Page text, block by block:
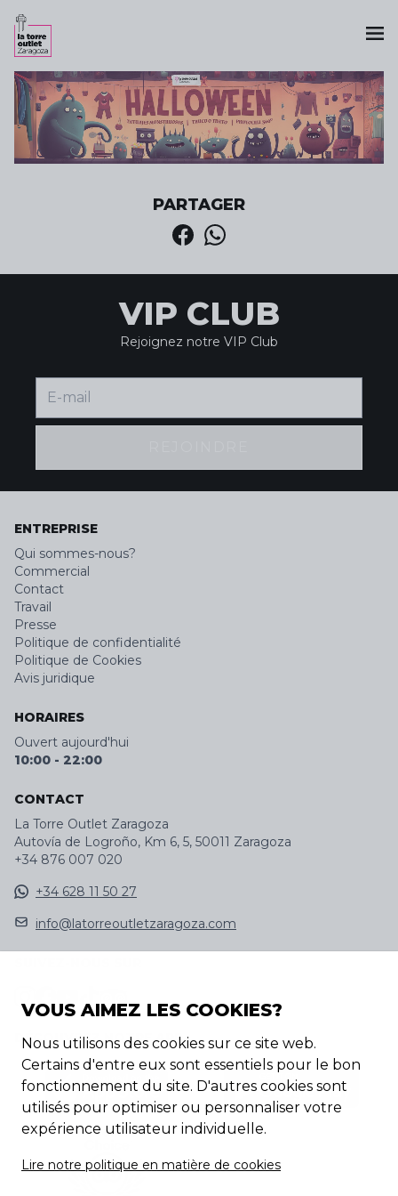
PARTAGER
VIP CLUB
Rejoignez notre VIP Club
ENTREPRISE
Qui sommes-nous?
Commercial
Contact
Travail
Presse
Politique de confidentialité
Politique de Cookies
Avis juridique
HORAIRES
Ouvert aujourd'hui
10:00 - 22:00
CONTACT
La Torre Outlet Zaragoza
Autovía de Logroño, Km 6, 5, 50011 Zaragoza
+34 876 007 020
+34 628 11 50 27
info@latorreoutletzaragoza.com
DÉCOUVREZ NOTRE APP
VOUS AIMEZ LES COOKIES?
Nous utilisons des cookies sur ce site web.
Certains d'entre eux sont essentiels pour le bon
fonctionnement du site. D'autres cookies sont
utilisés pour optimiser ou personnaliser votre
expérience utilisateur individuelle.
Lire notre politique en matière de cookies